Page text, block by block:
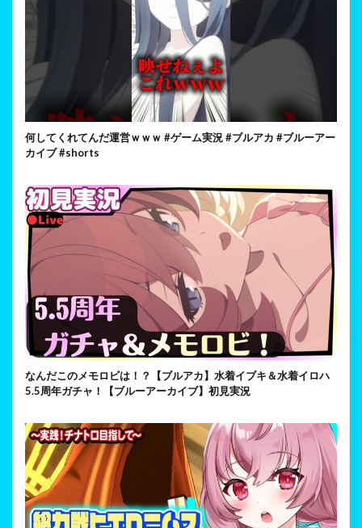
何してくれてんだ運営ｗｗｗ #ゲーム実況 #ブルアカ #ブルーアー
カイブ #shorts
なんだこのメモロビは！？【ブルアカ】水着イブキ＆水着イロハ
5.5周年ガチャ！【ブルーアーカイブ】初見実況